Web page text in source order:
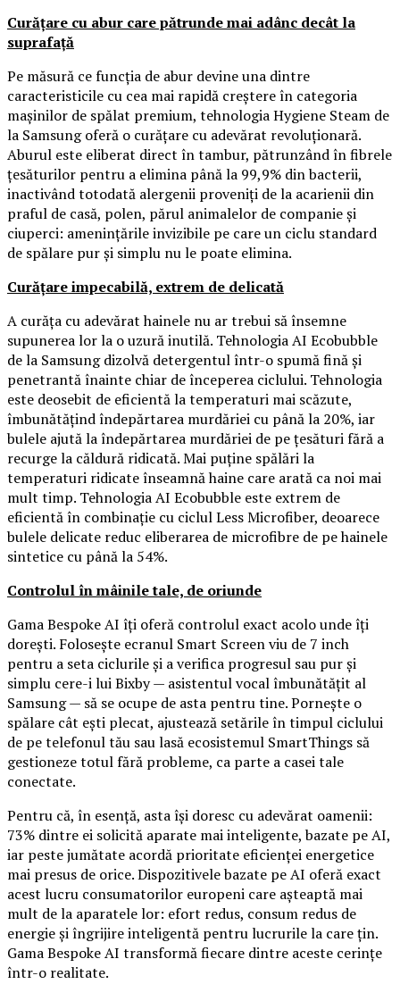
Curățare cu abur care pătrunde mai adânc decât la
suprafață
Pe măsură ce funcția de abur devine una dintre
caracteristicile cu cea mai rapidă creștere în categoria
mașinilor de spălat premium, tehnologia Hygiene Steam de
la Samsung oferă o curățare cu adevărat revoluționară.
Aburul este eliberat direct în tambur, pătrunzând în fibrele
țesăturilor pentru a elimina până la 99,9% din bacterii,
inactivând totodată alergenii proveniți de la acarienii din
praful de casă, polen, părul animalelor de companie și
ciuperci: amenințările invizibile pe care un ciclu standard
de spălare pur și simplu nu le poate elimina.
Curățare impecabilă, extrem de delicată
A curăța cu adevărat hainele nu ar trebui să însemne
supunerea lor la o uzură inutilă. Tehnologia AI Ecobubble
de la Samsung dizolvă detergentul într-o spumă fină și
penetrantă înainte chiar de începerea ciclului. Tehnologia
este deosebit de eficientă la temperaturi mai scăzute,
îmbunătățind îndepărtarea murdăriei cu până la 20%, iar
bulele ajută la îndepărtarea murdăriei de pe țesături fără a
recurge la căldură ridicată. Mai puține spălări la
temperaturi ridicate înseamnă haine care arată ca noi mai
mult timp. Tehnologia AI Ecobubble este extrem de
eficientă în combinație cu ciclul Less Microfiber, deoarece
bulele delicate reduc eliberarea de microfibre de pe hainele
sintetice cu până la 54%.
Controlul în mâinile tale, de oriunde
Gama Bespoke AI îți oferă controlul exact acolo unde îți
dorești. Folosește ecranul Smart Screen viu de 7 inch
pentru a seta ciclurile și a verifica progresul sau pur și
simplu cere-i lui Bixby — asistentul vocal îmbunătățit al
Samsung — să se ocupe de asta pentru tine. Pornește o
spălare cât ești plecat, ajustează setările în timpul ciclului
de pe telefonul tău sau lasă ecosistemul SmartThings să
gestioneze totul fără probleme, ca parte a casei tale
conectate.
Pentru că, în esență, asta își doresc cu adevărat oamenii:
73% dintre ei solicită aparate mai inteligente, bazate pe AI,
iar peste jumătate acordă prioritate eficienței energetice
mai presus de orice. Dispozitivele bazate pe AI oferă exact
acest lucru consumatorilor europeni care așteaptă mai
mult de la aparatele lor: efort redus, consum redus de
energie și îngrijire inteligentă pentru lucrurile la care țin.
Gama Bespoke AI transformă fiecare dintre aceste cerințe
într-o realitate.